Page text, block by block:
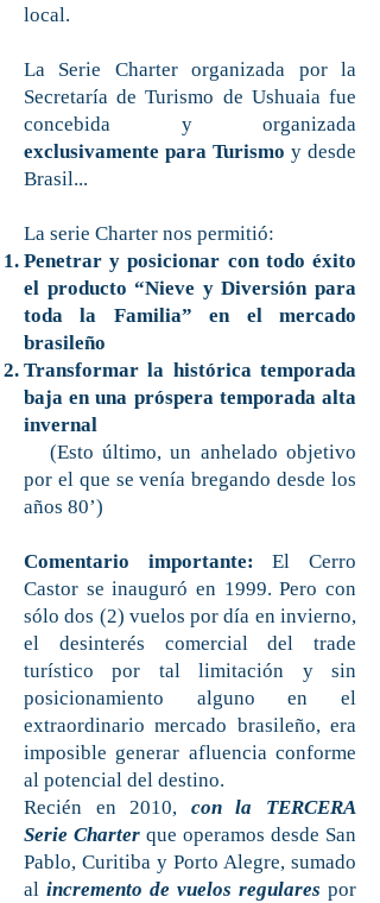
local.
La Serie Charter organizada por la
Secretaría de Turismo de Ushuaia fue
concebida y organizada
exclusivamente para Turismo y desde
Brasil...
La serie Charter nos permitió:
Penetrar y posicionar con todo éxito
el producto “Nieve y Diversión para
toda la Familia” en el mercado
brasileño
Transformar la histórica temporada
baja en una próspera temporada alta
invernal
(Esto último, un anhelado objetivo
por el que se venía bregando desde los
años 80’)
Comentario importante: El Cerro
Castor se inauguró en 1999. Pero con
sólo dos (2) vuelos por día en invierno,
el desinterés comercial del trade
turístico por tal limitación y sin
posicionamiento alguno en el
extraordinario mercado brasileño, era
imposible generar afluencia conforme
al potencial del destino.
Recién en 2010, con la TERCERA
Serie Charter que operamos desde San
Pablo, Curitiba y Porto Alegre, sumado
al incremento de vuelos regulares por